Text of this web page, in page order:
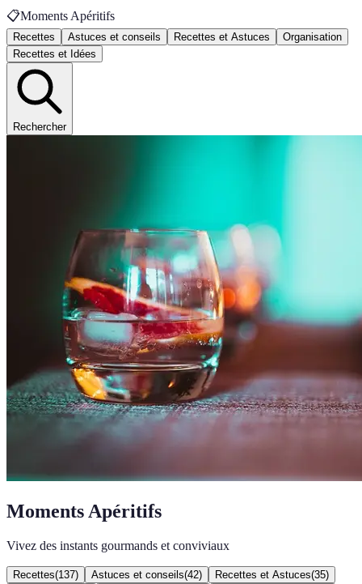
📋Moments Apéritifs
Recettes Astuces et conseils Recettes et Astuces
Organisation
Recettes et Idées
Rechercher
Moments Apéritifs
Vivez des instants gourmands et conviviaux
Recettes(137) Astuces et conseils(42) Recettes et Astuces(35)